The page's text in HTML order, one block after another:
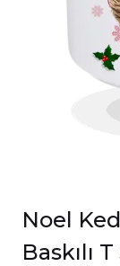
Noel
Baskılı